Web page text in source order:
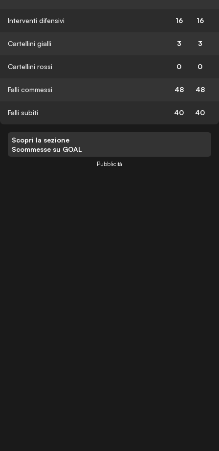
Interventi difensivi 16 16
Cartellini gialli 3 3
Cartellini rossi 0 0
Falli commessi 48 48
Falli subiti 40 40
Scopri la sezione
Scommesse su GOAL
Pubblicità